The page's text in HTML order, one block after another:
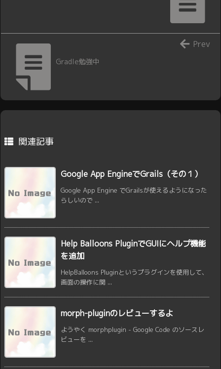
Gradle勉強中
Prev
関連記事
Google App EngineでGrails（その１）
Google App Engine でGrailsが使えるようになった
らしいので ...
Help Balloons PluginでGUIにヘルプ機能
を追加
HelpBalloons Pluginというプラグインを使用して、
画面の操作に関 ...
morph-pluginのレビューするよ
ようやく morphplugin - Google Code のソースレ
ビューを ...